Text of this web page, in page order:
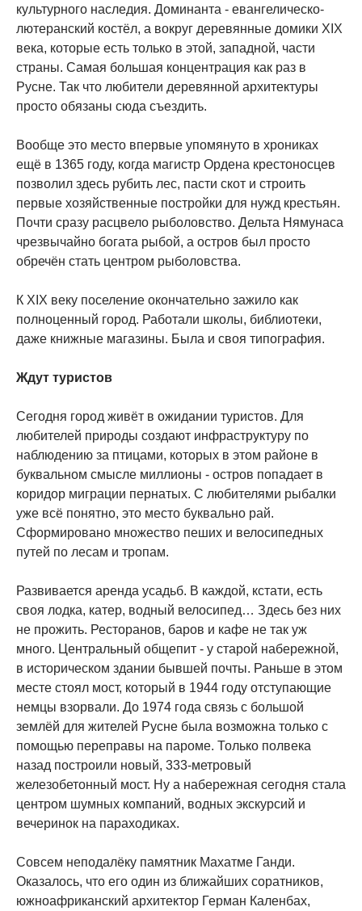
культурного наследия. Доминанта - евангелическо-
лютеранский костёл, а вокруг деревянные домики XIX
века, которые есть только в этой, западной, части
страны. Самая большая концентрация как раз в
Русне. Так что любители деревянной архитектуры
просто обязаны сюда съездить.
Вообще это место впервые упомянуто в хрониках
ещё в 1365 году, когда магистр Ордена крестоносцев
позволил здесь рубить лес, пасти скот и строить
первые хозяйственные постройки для нужд крестьян.
Почти сразу расцвело рыболовство. Дельта Нямунаса
чрезвычайно богата рыбой, а остров был просто
обречён стать центром рыболовства.
К XIX веку поселение окончательно зажило как
полноценный город. Работали школы, библиотеки,
даже книжные магазины. Была и своя типография.
Ждут туристов
Сегодня город живёт в ожидании туристов. Для
любителей природы создают инфраструктуру по
наблюдению за птицами, которых в этом районе в
буквальном смысле миллионы - остров попадает в
коридор миграции пернатых. С любителями рыбалки
уже всё понятно, это место буквально рай.
Сформировано множество пеших и велосипедных
путей по лесам и тропам.
Развивается аренда усадьб. В каждой, кстати, есть
своя лодка, катер, водный велосипед… Здесь без них
не прожить. Ресторанов, баров и кафе не так уж
много. Центральный общепит - у старой набережной,
в историческом здании бывшей почты. Раньше в этом
месте стоял мост, который в 1944 году отступающие
немцы взорвали. До 1974 года связь с большой
землёй для жителей Русне была возможна только с
помощью переправы на пароме. Только полвека
назад построили новый, 333-метровый
железобетонный мост. Ну а набережная сегодня стала
центром шумных компаний, водных экскурсий и
вечеринок на параходиках.
Совсем неподалёку памятник Махатме Ганди.
Оказалось, что его один из ближайших соратников,
южноафриканский архитектор Герман Каленбах,